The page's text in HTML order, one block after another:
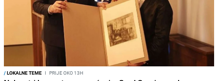
/LOKALNE TEME I PRIJE OKO 13H